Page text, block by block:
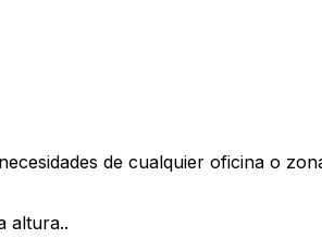
de cualquier oficina o
altura..